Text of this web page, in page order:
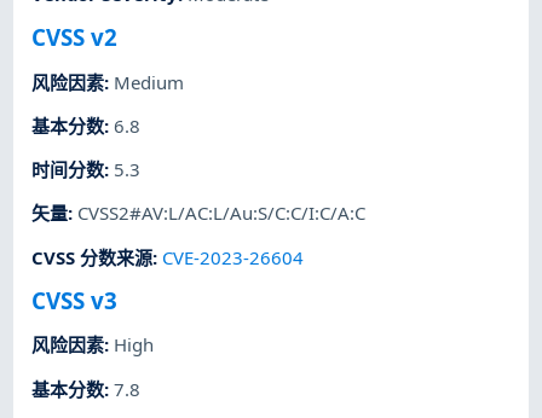
CVSS v2
风险因素: Medium
基本分数:6.8
时间分数: 5.3
矢量: CVSS2#AV:L/AC:L/Au:S/C:C/I:C/A:C
CVSS 分数来源: CVE-2023-26604
CVSS v3
风险因素: High
基本分数:7.8